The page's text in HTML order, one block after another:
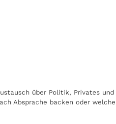
über Politik, Privates
Absprache backen oder